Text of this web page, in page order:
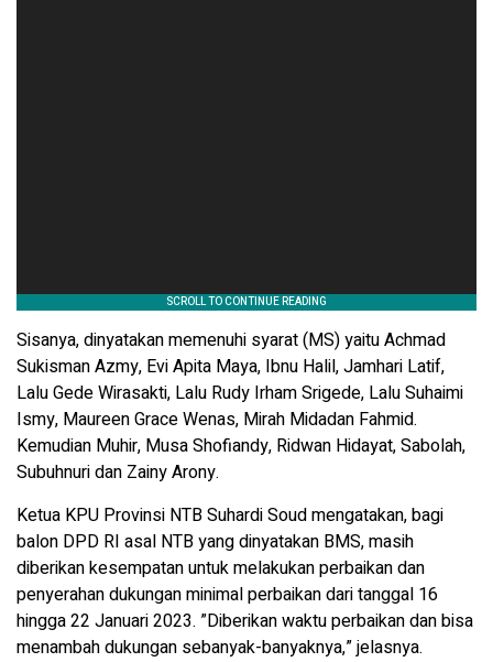
Sisanya, dinyatakan memenuhi syarat (MS) yaitu Achmad
Sukisman Azmy, Evi Apita Maya, Ibnu Halil, Jamhari Latif,
Lalu Gede Wirasakti, Lalu Rudy Irham Srigede, Lalu Suhaimi
Ismy, Maureen Grace Wenas, Mirah Midadan Fahmid.
Kemudian Muhir, Musa Shofiandy, Ridwan Hidayat, Sabolah,
Subuhnuri dan Zainy Arony.
Ketua KPU Provinsi NTB Suhardi Soud mengatakan, bagi
balon DPD RI asal NTB yang dinyatakan BMS, masih
diberikan kesempatan untuk melakukan perbaikan dan
penyerahan dukungan minimal perbaikan dari tanggal 16
hingga 22 Januari 2023. ”Diberikan waktu perbaikan dan bisa
menambah dukungan sebanyak-banyaknya,” jelasnya.